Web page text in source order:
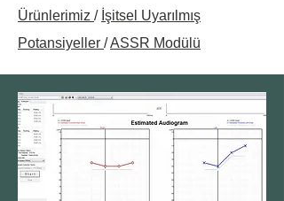
Ürünlerimiz / İşitsel Uyarılmış
Potansiyeller /ASSR Modülü